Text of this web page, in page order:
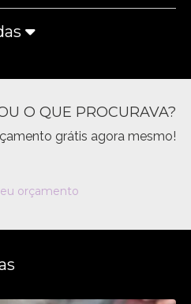
O QUE PROCURAVA?
grátis agora mesmo!
orçamento